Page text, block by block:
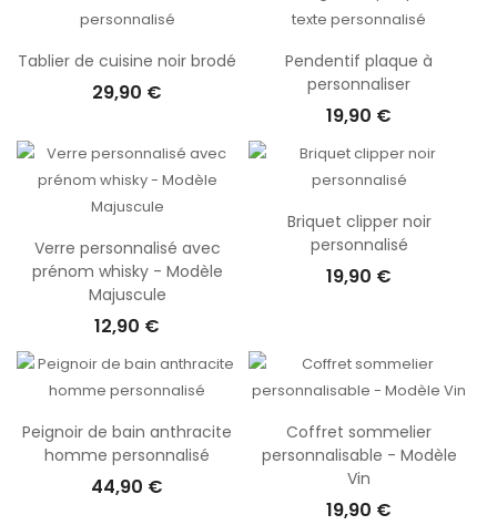
Tablier de cuisine noir brodé
29,90 €
Pendentif plaque à
personnaliser
19,90 €
Verre personnalisé avec
prénom whisky - Modèle
Majuscule
12,90 €
Briquet clipper noir
personnalisé
19,90 €
Peignoir de bain anthracite
homme personnalisé
44,90 €
Coffret sommelier
personnalisable - Modèle
Vin
19,90 €